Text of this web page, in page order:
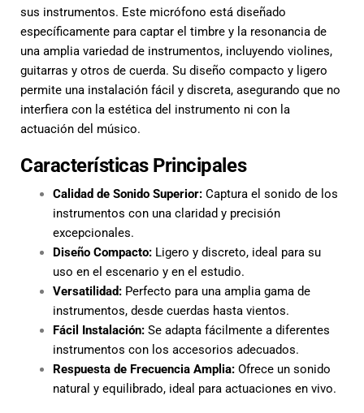
sus instrumentos. Este micrófono está diseñado
específicamente para captar el timbre y la resonancia de
una amplia variedad de instrumentos, incluyendo violines,
guitarras y otros de cuerda. Su diseño compacto y ligero
permite una instalación fácil y discreta, asegurando que no
interfiera con la estética del instrumento ni con la
actuación del músico.
Características Principales
Calidad de Sonido Superior: Captura el sonido de los
instrumentos con una claridad y precisión
excepcionales.
Diseño Compacto: Ligero y discreto, ideal para su
uso en el escenario y en el estudio.
Versatilidad: Perfecto para una amplia gama de
instrumentos, desde cuerdas hasta vientos.
Fácil Instalación: Se adapta fácilmente a diferentes
instrumentos con los accesorios adecuados.
Respuesta de Frecuencia Amplia: Ofrece un sonido
natural y equilibrado, ideal para actuaciones en vivo.